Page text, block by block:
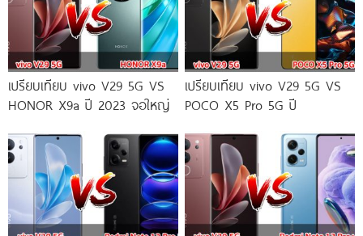
เปรียบเทียบ vivo V29 5G VS
HONOR X9a ปี 2023 จอใหญ่
เปรียบเทียบ vivo V29 5G VS
POCO X5 Pro 5G ปี